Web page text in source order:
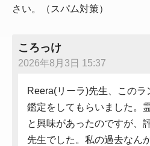
さい。（スパム対策）
ころっけ
2026年8月3日 15:37
Reera(リーラ)先生、この
鑑定をしてもらいました。
と興味があったのですが、
先生でした。私の過去なん